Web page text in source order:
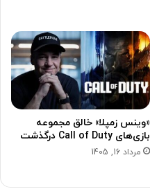
«وینس زمپلا» خالق مجموعه
بازی‌های Call of Duty درگذشت
مرداد 16, 1405